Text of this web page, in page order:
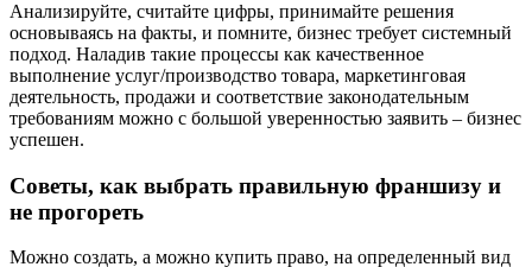
Анализируйте, считайте цифры, принимайте решения
основываясь на факты, и помните, бизнес требует системный
подход. Наладив такие процессы как качественное
выполнение услуг/производство товара, маркетинговая
деятельность, продажи и соответствие законодательным
требованиям можно с большой уверенностью заявить – бизнес
успешен.
Советы, как выбрать правильную франшизу и
не прогореть
Можно создать, а можно купить право, на определенный вид